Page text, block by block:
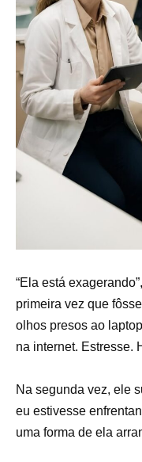
“Ela está
primeira vez que
olhos presos ao
na internet. Estresse.
Na segunda vez, ele
eu estivesse
uma forma de ela